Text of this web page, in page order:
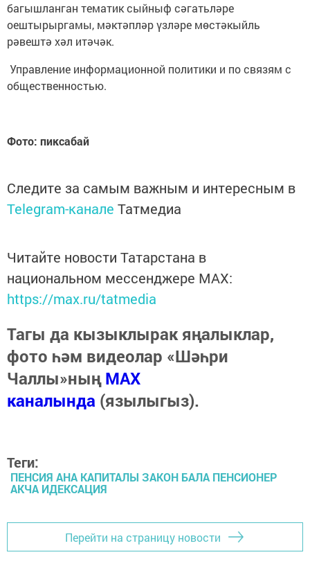
багышланган тематик сыйныф сәгатьләре
оештырыргамы, мәктәпләр үзләре мөстәкыйль
рәвештә хәл итәчәк.
Управление информационной политики и по связям с
общественностью.
Фото: пиксабай
Следите за самым важным и интересным в
Telegram-канале Татмедиа
Читайте новости Татарстана в
национальном мессенджере MАХ:
https://max.ru/tatmedia
Тагы да кызыклырак яңалыклар,
фото һәм видеолар «Шәһри
Чаллы»ныңMAX
каналында (язылыгыз).
Теги:
ПЕНСИЯ АНА КАПИТАЛЫ ЗАКОН БАЛА ПЕНСИОНЕР
АКЧА ИДЕКСАЦИЯ
Перейти на страницу новости